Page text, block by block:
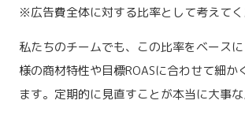
※広告費全体に対する比率として考えてく
私たちのチームでも、この比率をベース
様の商材特性や目標ROASに合わせて細か
ます。定期的に見直すことが本当に大事な